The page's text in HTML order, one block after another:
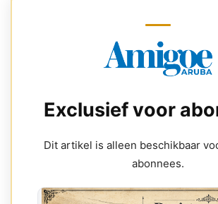
initiatieven die gendergelijkheid
die de participatie van jongeren in de
stimuleren.De maximale financiering per
Exclusief voor
Dit artikel is alleen beschikbaar
abonnees.